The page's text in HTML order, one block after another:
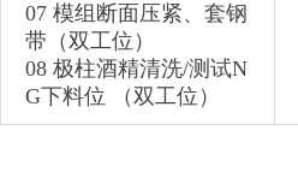
07 模组断面压紧、套钢
带（双工位）
08 极柱酒精清洗/测试N
G下料位 （双工位）